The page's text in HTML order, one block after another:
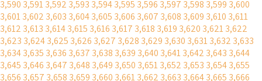
3,590 3,5913,592 3,593 3,5943,595 3,596 3,597 3,598 3,599 3,600
3,6013,602 3,603 3,6043,605 3,606 3,607 3,608 3,609 3,610 3,611
3,612 3,613 3,6143,615 3,616 3,617 3,618 3,619 3,620 3,6213,622
3,623 3,6243,625 3,626 3,627 3,628 3,629 3,630 3,6313,632 3,633
3,6343,635 3,636 3,637 3,638 3,639 3,640 3,6413,642 3,643 3,644
3,645 3,646 3,647 3,648 3,649 3,650 3,6513,652 3,653 3,6543,655
3,656 3,657 3,658 3,659 3,660 3,6613,662 3,663 3,6643,665 3,666